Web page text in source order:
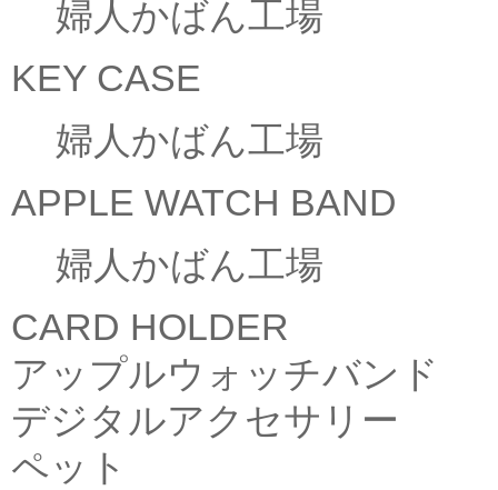
婦人かばん工場
KEY CASE
婦人かばん工場
APPLE WATCH BAND
婦人かばん工場
CARD HOLDER
アップルウォッチバンド
デジタルアクセサリー
ペット